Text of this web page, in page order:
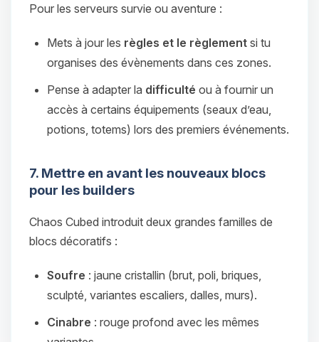
Pour les serveurs survie ou aventure :
Mets à jour les règles et le règlement si tu
organises des évènements dans ces zones.
Pense à adapter la difficulté ou à fournir un
accès à certains équipements (seaux d’eau,
potions, totems) lors des premiers événements.
7. Mettre en avant les nouveaux blocs
pour les builders
Chaos Cubed introduit deux grandes familles de
blocs décoratifs :
Soufre : jaune cristallin (brut, poli, briques,
sculpté, variantes escaliers, dalles, murs).
Cinabre : rouge profond avec les mêmes